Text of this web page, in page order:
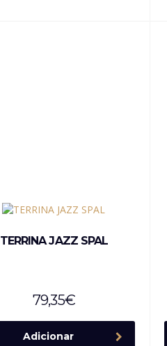
TERRINA JAZZ SPAL
79,35€
Adicionar